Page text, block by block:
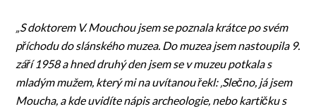
„S doktorem V. Mouchou jsem se poznala krátce po svém
příchodu do slánského muzea. Do muzea jsem nastoupila 9.
září 1958 a hned druhý den jsem se v muzeu potkala s
mladým mužem, který mi na uvítanou řekl: ‚Slečno, já jsem
Moucha, a kde uvidíte nápis archeologie, nebo kartičku s